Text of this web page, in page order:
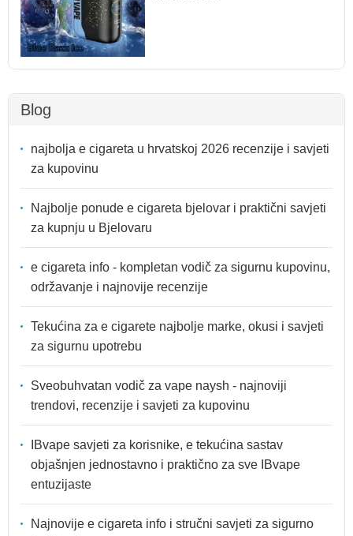
Blog
najbolja e cigareta u hrvatskoj 2026 recenzije i savjeti
za kupovinu
Najbolje ponude e cigareta bjelovar i praktični savjeti
za kupnju u Bjelovaru
e cigareta info - kompletan vodič za sigurnu kupovinu,
održavanje i najnovije recenzije
Tekućina za e cigarete najbolje marke, okusi i savjeti
za sigurnu upotrebu
Sveobuhvatan vodič za vape naysh - najnoviji
trendovi, recenzije i savjeti za kupovinu
IBvape savjeti za korisnike, e tekućina sastav
objašnjen jednostavno i praktično za sve IBvape
entuzijaste
Najnovije e cigareta info i stručni savjeti za sigurno